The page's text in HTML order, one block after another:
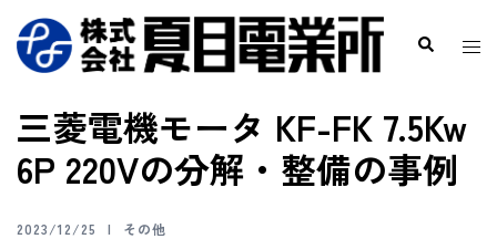
三菱電機モータ KF-FK 7.5Kw
6P 220Vの分解・整備の事例
2023/12/25 その他